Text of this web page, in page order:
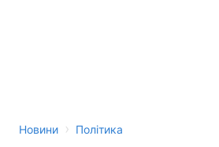
Новини › Політика